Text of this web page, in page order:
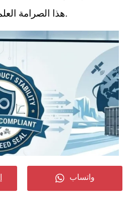
هذا الصرامة العلمية هو الفارق الحاسم.
واتساب